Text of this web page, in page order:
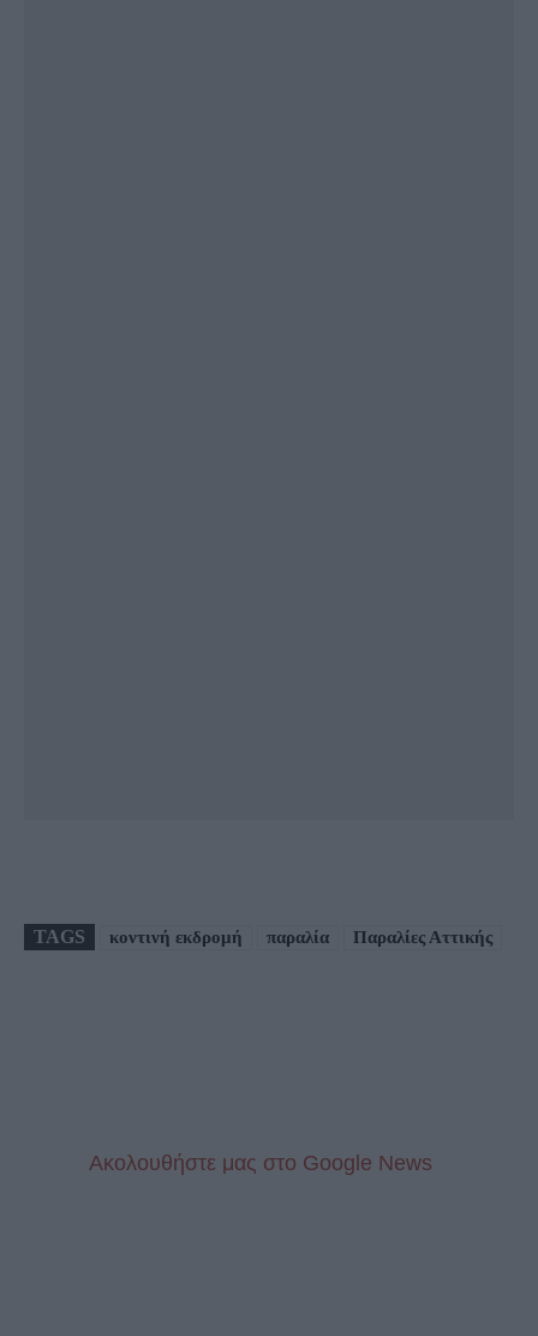
TAGS κοντινή εκδρομή παραλία Παραλίες Αττικής
Aκολουθήστε μας στo Google News